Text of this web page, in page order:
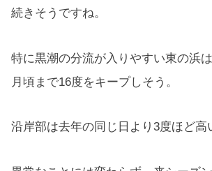
続きそうですね。
特に黒潮の分流が入りやすい東の浜
月頃まで16度をキープしそう。
沿岸部は去年の同じ日より3度ほど高